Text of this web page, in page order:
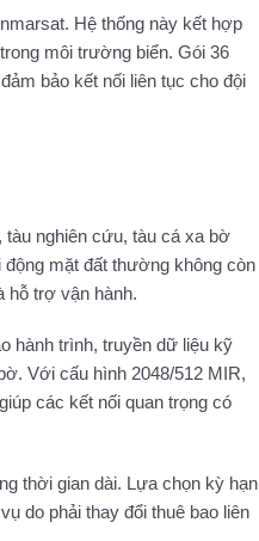
Hệ thống này kết hợp
môi trường biển. Gói 36
bảo kết nối liên tục cho đội
nghiên cứu, tàu cá xa bờ
mặt đất thường không còn
hỗ trợ vận hành.
hành trình, truyền dữ liệu kỹ
Với cấu hình 2048/512 MIR,
các kết nối quan trọng có
thời gian dài. Lựa chọn kỳ hạn
do phải thay đổi thuê bao liên